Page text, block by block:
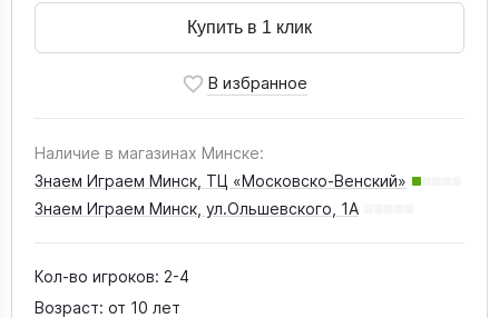
Купить в 1 клик
Наличие в магазинах Минске:
Знаем Играем Минск, ТЦ «Московско-Венский»
Знаем Играем Минск, ул.Ольшевского, 1А
Кол-во игроков: 2-4
Возраст: от 10 лет